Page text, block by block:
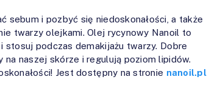
sebum i pozbyć się niedoskonałości, a także
twarzy olejkami. Olej rycynowy Nanoil to
stosuj podczas demakijażu twarzy. Dobre
na naszej skórze i regulują poziom lipidów.
Jest dostępny na stronie nanoil.pl